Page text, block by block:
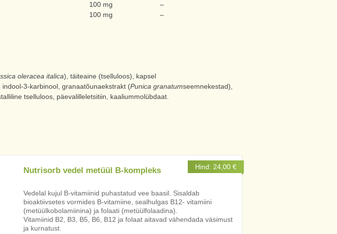
100 mg
–
100 mg
–
oleracea italica), täiteaine (tselluloos), kapsel
3-karbinool, granaatõunaekstrakt (Punica granatumseemnekestad),
tselluloos, päevalilleletsitiin, kaaliummolübdaat.
Nutrisorb vedel metüül B-kompleks Hind: 24,00 €
Vedelal kujul B-vitamiinid puhastatud vee baasil. Sisaldab
bioaktiivsetes vormides B-vitamiine, sealhulgas B12- vitamiini
(metüülkobolamiinina) ja folaati (metüülfolaadina).
Vitamiinid B2, B3, B5, B6, B12 ja folaat aitavad vähendada väsimust
ja kurnatust.